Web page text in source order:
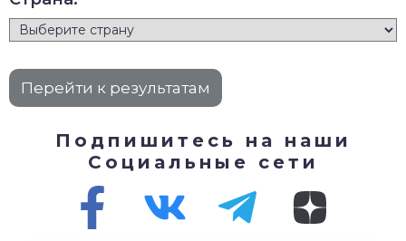
Подпишитесь на наши
Социальные сети